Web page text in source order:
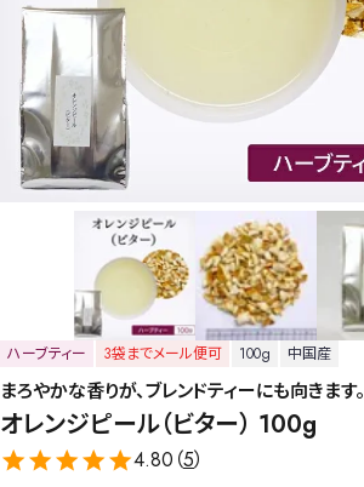
ハーブティー 3袋までメール便可 100g 中国産
まろやかな香りが、ブレンドティーにも向きます。
オレンジピール（ビター） 100g
4.80（5）